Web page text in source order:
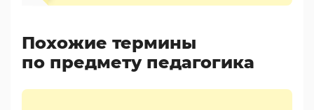
Похожие термины
по предмету педагогика